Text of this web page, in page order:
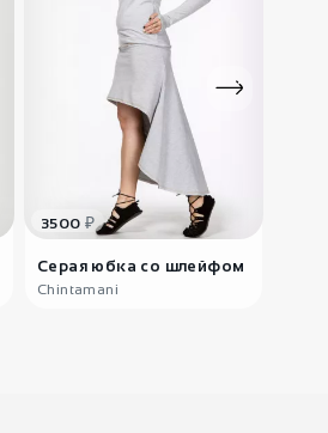
Бинди Тушиты
3500 ₽
Серая юбка со шлейфом
Chintamani